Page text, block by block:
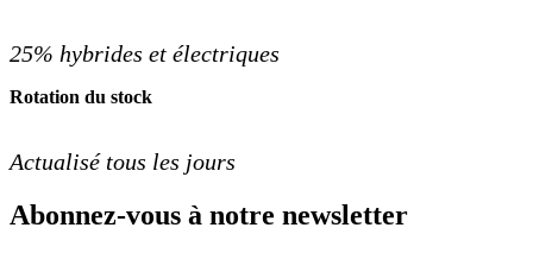
25% hybrides et électriques
Rotation du stock
Actualisé tous les jours
Abonnez-vous à notre newsletter